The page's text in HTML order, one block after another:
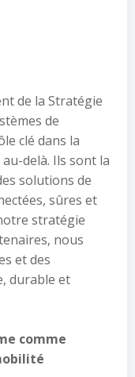
de la Stratégie
de
clé dans la
delà. Ils sont la
solutions de
sûres et
stratégie
nous
et des
durable et
comme